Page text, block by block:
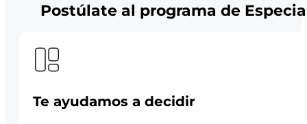
Postúlate al programa de
Te ayudamos a decidir